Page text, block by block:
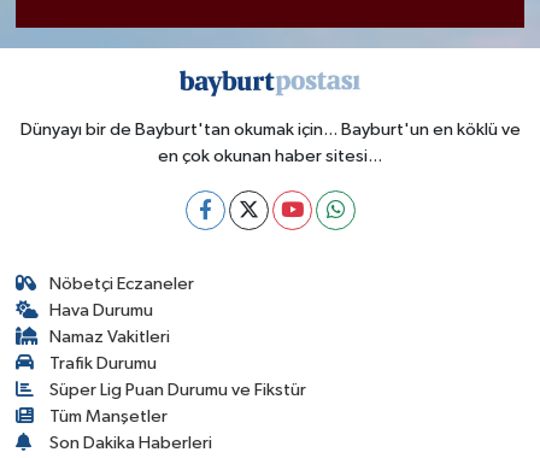
Dünyayı bir de Bayburt'tan okumak için... Bayburt'un en köklü ve
en çok okunan haber sitesi...
Nöbetçi Eczaneler
Hava Durumu
Namaz Vakitleri
Trafik Durumu
Süper Lig Puan Durumu ve Fikstür
Tüm Manşetler
Son Dakika Haberleri